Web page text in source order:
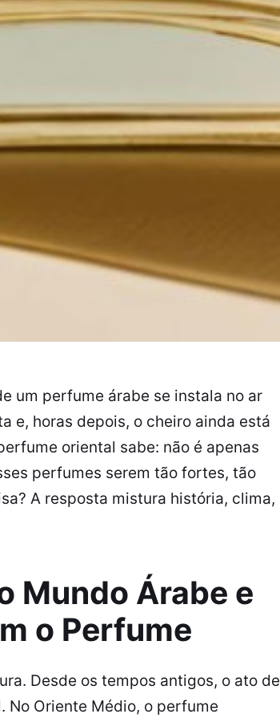
um perfume árabe se instala no ar
e, horas depois, o cheiro ainda está
oriental sabe: não é apenas
perfumes serem tão fortes, tão
A resposta mistura história, clima,
Mundo Árabe e
o Perfume
Desde os tempos antigos, o ato de
Oriente Médio, o perfume